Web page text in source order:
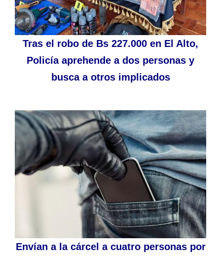
Tras el robo de Bs 227.000 en El Alto,
Policía aprehende a dos personas y
busca a otros implicados
Envían a la cárcel a cuatro personas por